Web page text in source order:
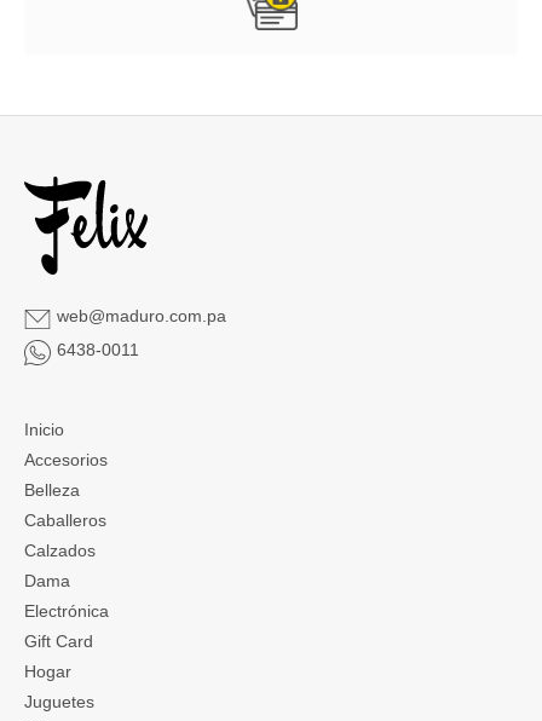
web@maduro.com.pa
6438-0011
Inicio
Accesorios
Belleza
Caballeros
Calzados
Dama
Electrónica
Gift Card
Hogar
Juguetes